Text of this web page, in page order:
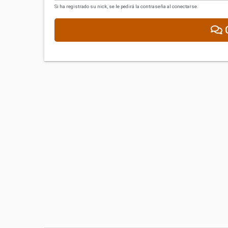
Si ha registrado su nick, se le pedirá la contraseña al conectarse.